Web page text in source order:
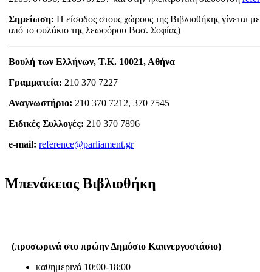
Σημείωση: Η είσοδος στους χώρους της Βιβλιοθήκης γίνεται
από το φυλάκιο της λεωφόρου Βασ. Σοφίας)
Βουλή των Ελλήνων, Τ.Κ. 10021, Αθήνα
Γραμματεία: 210 370 7227
Αναγνωστήριο: 210 370 7212, 370 7545
Ειδικές Συλλογές: 210 370 7896
e-mail: reference@parliament.gr
Μπενάκειος Βιβλιοθήκη
(προσωρινά στο πρώην Δημόσιο Καπνεργοστάσιο)
καθημερινά 10:00-18:00